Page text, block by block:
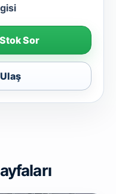
Sor